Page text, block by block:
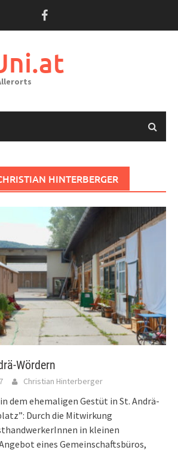
HINTERBERGER
Wördern
Christian Hinterberger
dem ehemaligen Gestüt in St. Andrä-
Durch die Mitwirkung
in kleinen
eines Gemeinschaftsbüros,